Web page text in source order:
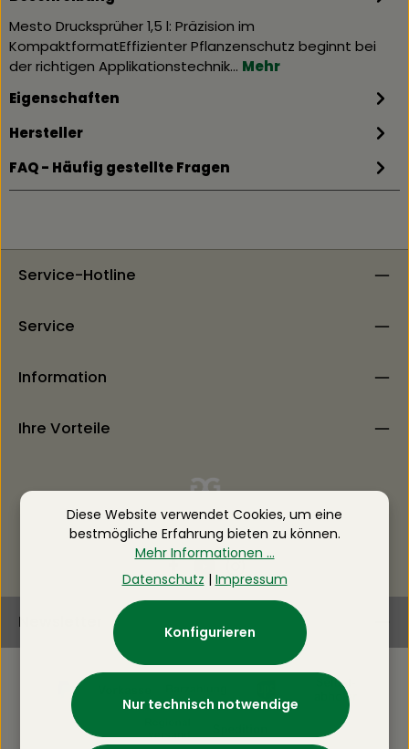
Mesto Drucksprüher 1,5 l: Präzision im
KompaktformatEffizienter Pflanzenschutz beginnt bei
der richtigen Applikationstechnik… Mehr
Eigenschaften
Hersteller
FAQ - Häufig gestellte Fragen
Service-Hotline
Service
Information
Ihre Vorteile
Newsletter
Diese Website verwendet Cookies, um eine
bestmögliche Erfahrung bieten zu können.
Mehr Informationen ...
Datenschutz | Impressum
Nur technisch notwendige
Konfigurieren